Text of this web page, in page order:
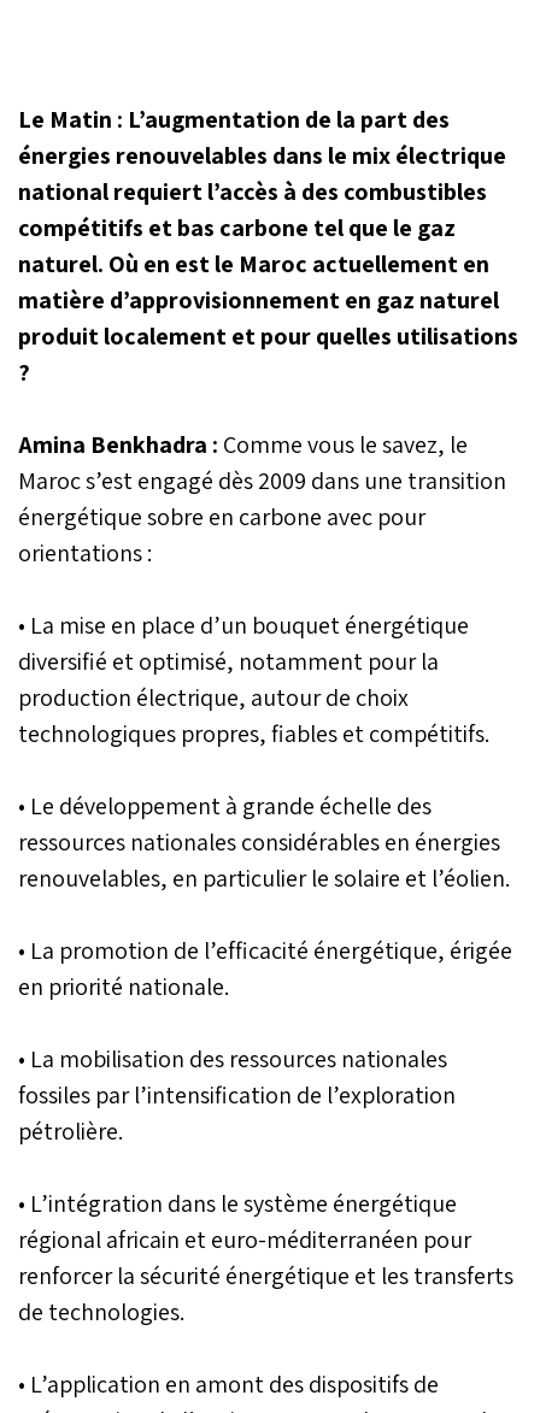
Le Matin : L’augmentation de la part des
énergies renouvelables dans le mix électrique
national requiert l’accès à des combustibles
compétitifs et bas carbone tel que le gaz
naturel. Où en est le Maroc actuellement en
matière d’approvisionnement en gaz naturel
produit localement et pour quelles utilisations
?
Amina Benkhadra : Comme vous le savez, le
Maroc s’est engagé dès 2009 dans une transition
énergétique sobre en carbone avec pour
orientations :
• La mise en place d’un bouquet énergétique
diversifié et optimisé, notamment pour la
production électrique, autour de choix
technologiques propres, fiables et compétitifs.
• Le développement à grande échelle des
ressources nationales considérables en énergies
renouvelables, en particulier le solaire et l’éolien.
• La promotion de l’efficacité énergétique, érigée
en priorité nationale.
• La mobilisation des ressources nationales
fossiles par l’intensification de l’exploration
pétrolière.
• L’intégration dans le système énergétique
régional africain et euro-méditerranéen pour
renforcer la sécurité énergétique et les transferts
de technologies.
• L’application en amont des dispositifs de